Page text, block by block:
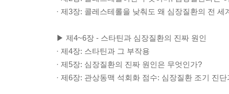
· 제3장: 콜레스테롤을 낮춰도 왜 심장질환의 전
▶ 제4~6장 - 스타틴과 심장질환의 진짜 원인
· 제4장: 스타틴과 그 부작용
· 제5장: 심장질환의 진짜 원인은 무엇인가?
· 제6장: 관상동맥 석회화 점수: 심장질환 조기 진